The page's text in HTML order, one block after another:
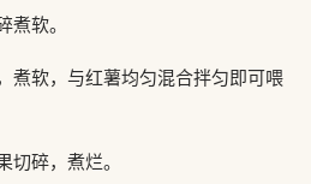
煮软。
煮软，与红薯均匀混合拌匀即可喂
碎，煮烂。